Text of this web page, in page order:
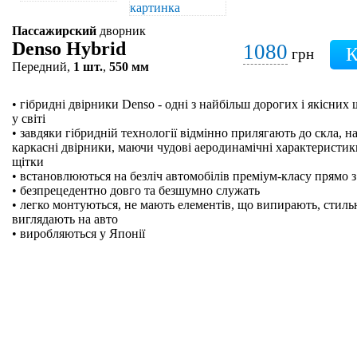
Пассажирский дворник
Denso Hybrid
Передний, 1 шт., 550 мм
1080 грн
• гібридні двірники Denso - одні з найбільш дорогих і
у світі
• завдяки гібридній технології відмінно прилягають до скла,
каркасні двірники, маючи чудові аеродинамічні
щітки
• встановлюються на безліч автомобілів преміум-класу прямо
• безпрецедентно довго та безшумно служать
• легко монтуються, не мають елементів, що випирають,
виглядають на авто
• виробляються у Японії